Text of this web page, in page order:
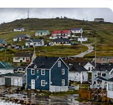
deniz seviyesi
tehlikesi yaşayan 600
yerleşimi Miquelon, 40
bir tepeye taşınma